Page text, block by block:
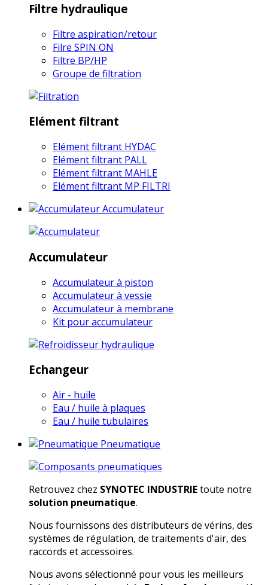
Filtre hydraulique
Filtre aspiration/retour
Filre SPIN ON
Filtre BP/HP
Groupe de filtration
Elément filtrant
Elément filtrant HYDAC
Elément filtrant PALL
Elément filtrant MAHLE
Elément filtrant MP FILTRI
Accumulateur
Accumulateur
Accumulateur à piston
Accumulateur à vessie
Accumulateur à membrane
Kit pour accumulateur
Echangeur
Air - huile
Eau / huile à plaques
Eau / huile tubulaires
Pneumatique
Retrouvez chez SYNOTEC INDUSTRIEtoute notre
solution pneumatique.
Nous fournissons des distributeurs de vérins, des
systèmes de régulation, de traitements d'air, des
raccords et accessoires.
Nous avons sélectionné pour vous les meilleurs